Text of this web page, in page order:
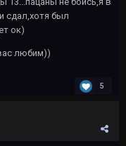
сдал,хотя был
ок)
любим))
5